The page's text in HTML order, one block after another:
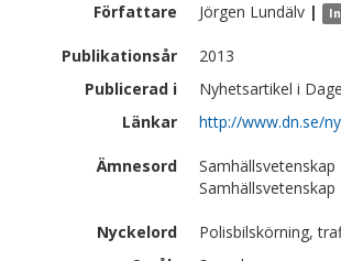
Författare Jörgen Lundälv |
Publikationsår
2013
Publicerad i
Nyhetsartikel i
Länkar
http://www.dn.se/
Ämnesord
Nyckelord
Polisbilskörning,